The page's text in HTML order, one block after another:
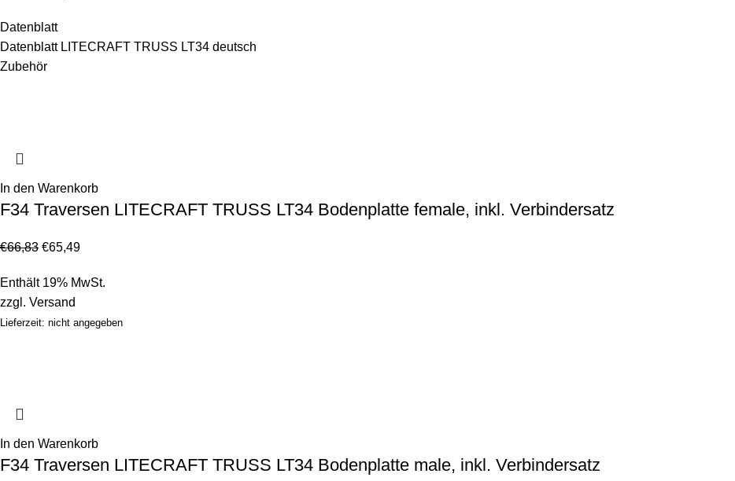
Datenblatt
Datenblatt LITECRAFT TRUSS LT34 deutsch
Zubehör
In den Warenkorb
F34 Traversen LITECRAFT TRUSS LT34 Bodenplatte female, inkl. Verbindersatz
€66,83 €65,49
Enthält 19% MwSt.
zzgl. Versand
Lieferzeit: nicht angegeben
In den Warenkorb
F34 Traversen LITECRAFT TRUSS LT34 Bodenplatte male, inkl. Verbindersatz